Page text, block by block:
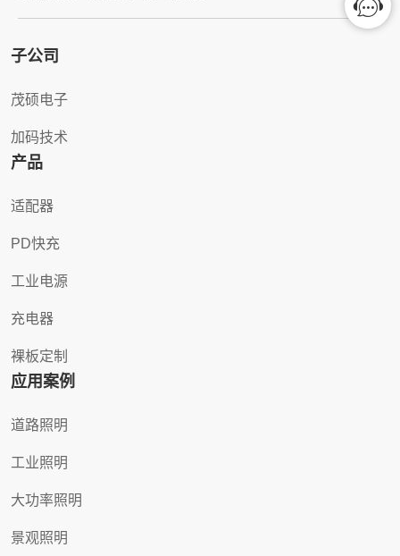
子公司
茂硕电子
加码技术
产品
适配器
PD快充
工业电源
充电器
裸板定制
应用案例
道路照明
工业照明
大功率照明
景观照明